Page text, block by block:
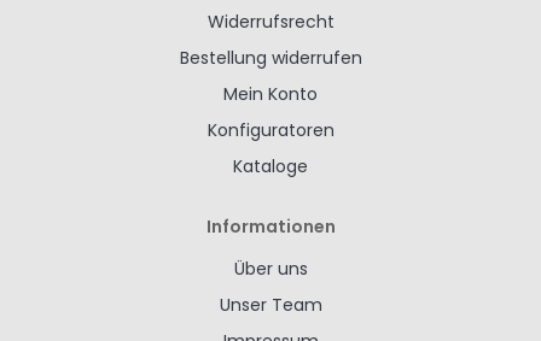
Widerrufsrecht
Bestellung widerrufen
Mein Konto
Konfiguratoren
Kataloge
Informationen
Über uns
Unser Team